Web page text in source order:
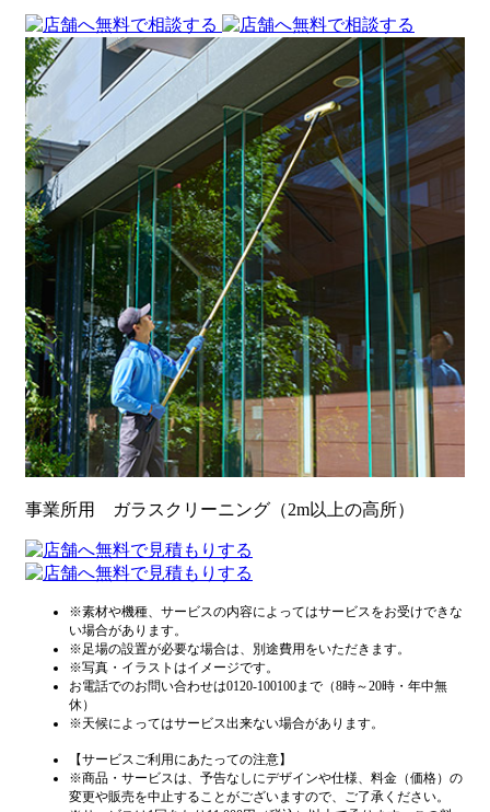
事業所用 ガラスクリーニング（2m以上の高所）
※素材や機種、サービスの内容によってはサービスをお受けできな
い場合があります。
※足場の設置が必要な場合は、別途費用をいただきます。
※写真・イラストはイメージです。
お電話でのお問い合わせは0120-100100まで（8時～20時・年中無
休）
※天候によってはサービス出来ない場合があります。
【サービスご利用にあたっての注意】
※商品・サービスは、予告なしにデザインや仕様、料金（価格）の
変更や販売を中止することがございますので、ご了承ください。